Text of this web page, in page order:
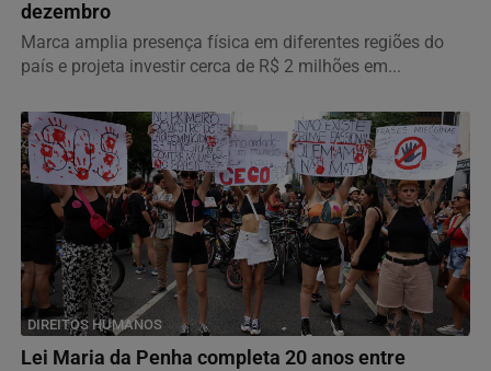
dezembro
Marca amplia presença física em diferentes regiões do
país e projeta investir cerca de R$ 2 milhões em...
DIREITOS HUMANOS
Lei Maria da Penha completa 20 anos entre